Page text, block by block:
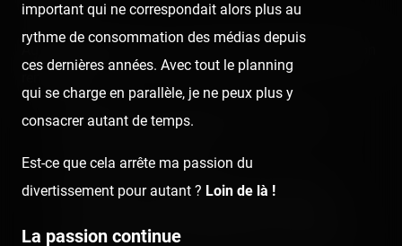
Au niveau attractions qui marquent (subjectivement), on
le Free Dance, un afterburner KMG au cycle
l'Apocalypse, un Double-Corkscrew Vekoma
(sans être pourtant exceptionnel au niveau du
important qui ne correspondait alors plus au
rythme de consommation des médias depuis
ces dernières années. Avec tout le planning
qui se charge en parallèle, je ne peux plus y
consacrer autant de temps.
Est-ce que cela arrête ma passion du
divertissement pour autant ? Loin de là !
La passion continue